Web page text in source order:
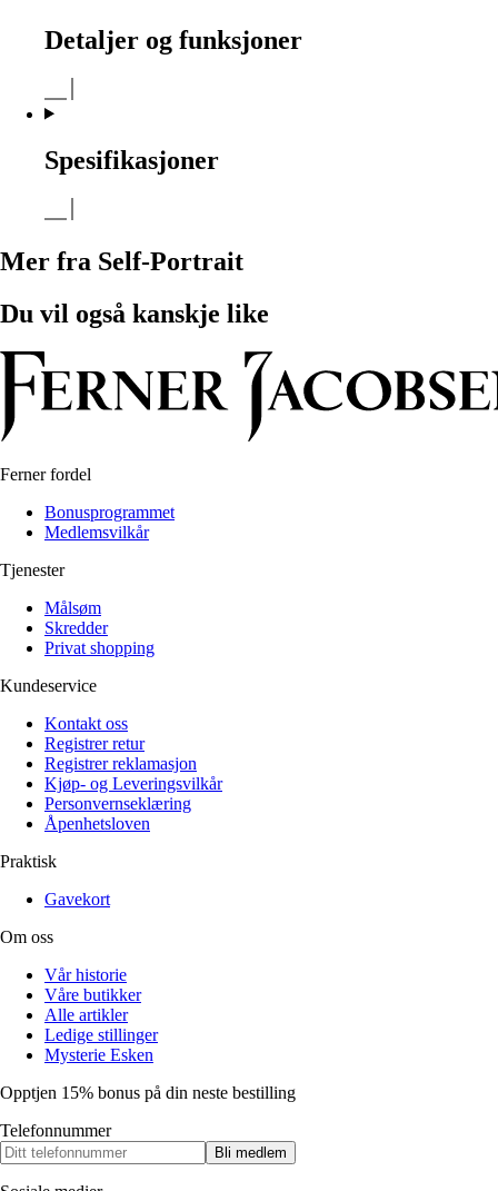
Detaljer og funksjoner
Spesifikasjoner
Mer fra Self-Portrait
Du vil også kanskje like
Ferner fordel
Bonusprogrammet
Medlemsvilkår
Tjenester
Målsøm
Skredder
Privat shopping
Kundeservice
Kontakt oss
Registrer retur
Registrer reklamasjon
Kjøp- og Leveringsvilkår
Personvernseklæring
Åpenhetsloven
Praktisk
Gavekort
Om oss
Vår historie
Våre butikker
Alle artikler
Ledige stillinger
Mysterie Esken
Opptjen 15% bonus på din neste bestilling
Telefonnummer
Bli medlem